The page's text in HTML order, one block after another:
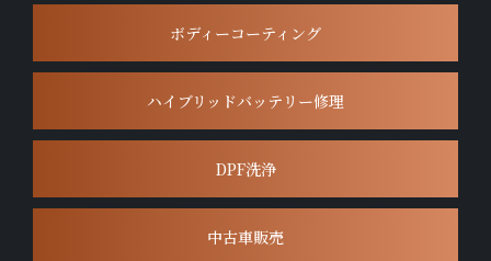
ボディーコーティング
ハイブリッドバッテリー修理
DPF洗浄
中古車販売